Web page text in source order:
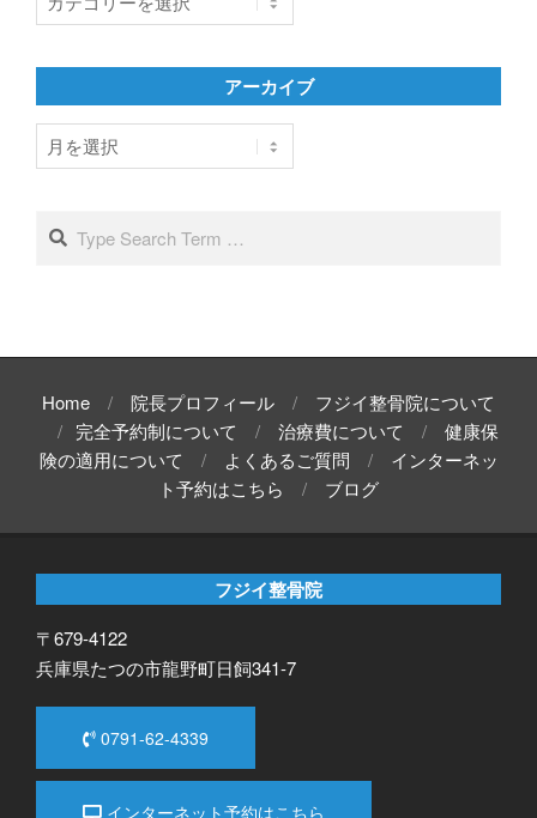
テ
リ
アーカイブ
ア
ー
ブSearch
Home 院長プロフィール
フジイ整骨院について
完全予約制について
治療費について
健康保
険の適用について
よくあるご質問
インターネッ
ト予約はこちら
ブログ
フジイ整骨院
〒679-4122
兵庫県たつの市龍野町日飼341-7
0791-62-4339
インターネット予約はこちら